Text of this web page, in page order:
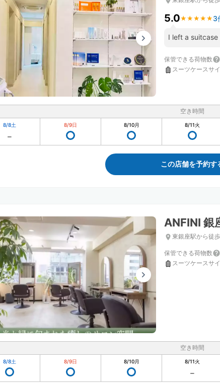
5.0★ ★ ★ ★ ★
★ ★ ★ ★ ★ 3
I left a
保管できる荷物数
スーツケースサ
空き時間
8/8土 8/9日 8/10月 8/11火
この店舗を予約す
ANFINI 銀
東銀座駅から徒
保管できる荷物数
スーツケースサ
空き時間
8/8土 8/9日 8/10月 8/11火